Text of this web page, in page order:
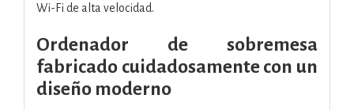
Wi-Fi de alta velocidad.
Ordenador de sobremesa
fabricado cuidadosamente con un
diseño moderno